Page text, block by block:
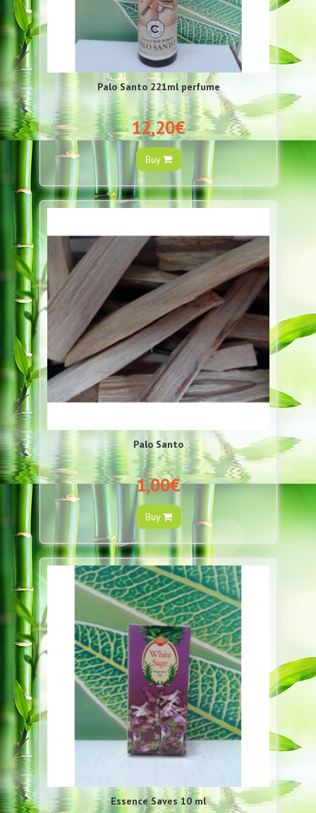
Palo Santo 221ml perfume
12,20€
Buy
Palo Santo
1,00€
Buy
Essence Saves 10 ml